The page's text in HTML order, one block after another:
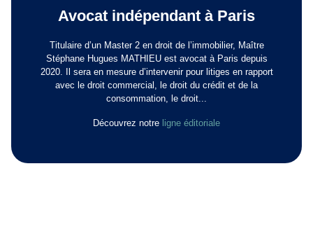
Avocat indépendant à Paris
Titulaire d’un Master 2 en droit de l’immobilier, Maître
Stéphane Hugues MATHIEU est avocat à Paris depuis
2020. Il sera en mesure d’intervenir pour litiges en rapport
avec le droit commercial, le droit du crédit et de la
consommation, le droit...
Découvrez notre ligne éditoriale